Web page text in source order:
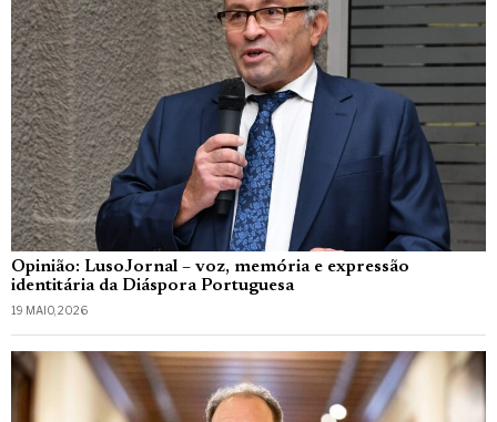
Opinião: LusoJornal – voz, memória e expressão
identitária da Diáspora Portuguesa
19 MAIO, 2026